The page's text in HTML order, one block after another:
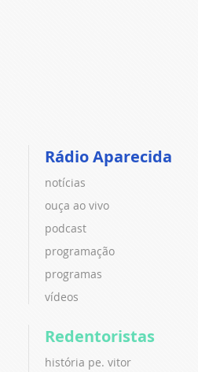
Rádio Aparecida
notícias
ouça ao vivo
podcast
programação
programas
vídeos
Redentoristas
história pe. vitor